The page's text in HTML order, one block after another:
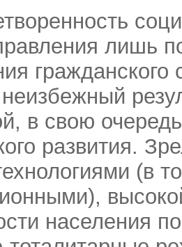
лишь
в свою
развития.
(в
населения